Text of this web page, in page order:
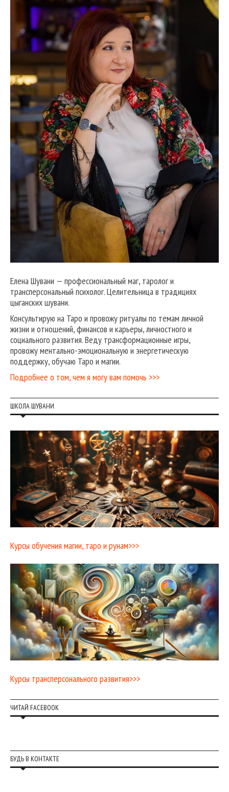
Елена Шувани — профессиональный маг, таролог и
трансперсональный психолог. Целительница в традициях
цыганских шувани.
Консультирую на Таро и провожу ритуалы по темам личной
жизни и отношений, финансов и карьеры, личностного и
социального развития. Веду трансформационные игры,
провожу ментально-эмоциональную и энергетическую
поддержку, обучаю Таро и магии.
Подробнее о том, чем я могу вам помочь >>>
ШКОЛА ШУВАНИ
Курсы обучения магии, таро и рунам>>>
Курсы трансперсонального развития>>>
ЧИТАЙ FACEBOOK
БУДЬ В КОНТАКТЕ